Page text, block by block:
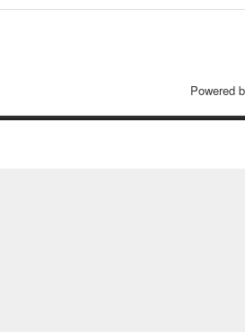
Powered